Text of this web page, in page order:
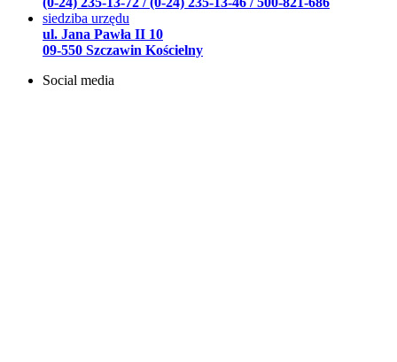
siedziba urzędu
ul. Jana Pawła II 10
09-550 Szczawin Kościelny
Social media